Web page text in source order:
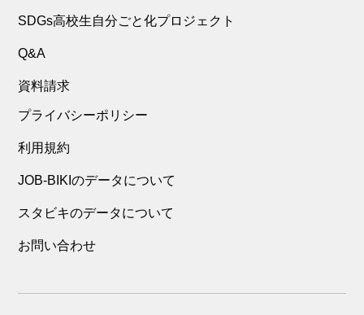
SDGs高校生自分ごと化プロジェクト
Q&A
資料請求
プライバシーポリシー
利用規約
JOB-BIKIのデータについて
スタビキのデータについて
お問い合わせ